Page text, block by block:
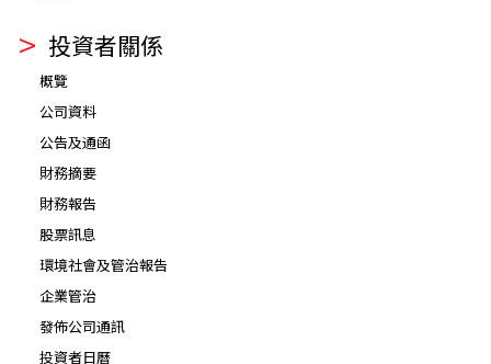
投資者關係
概覽
公司資料
公告及通函
財務摘要
財務報告
股票訊息
環境社會及管治報告
企業管治
發佈公司通訊
投資者日曆